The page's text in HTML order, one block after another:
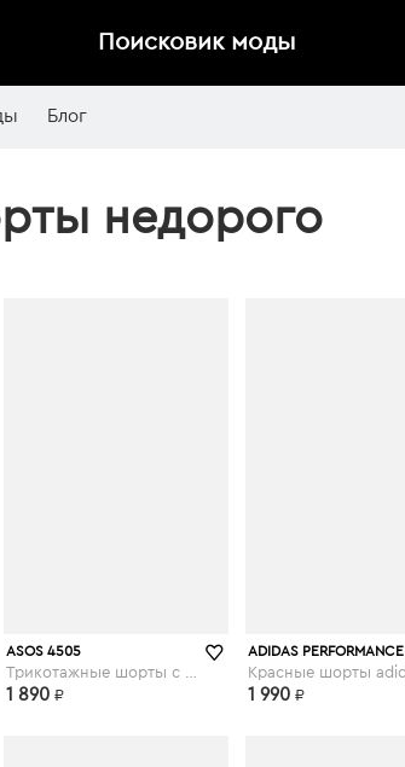
Поисковик моды
Блог
недорого
ASOS 4505
1 890 ₽
asos.com
ADIDAS PERFORMANCE
1 990 ₽